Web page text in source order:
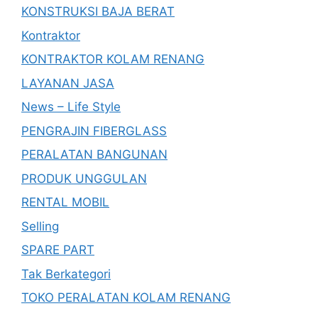
KONSTRUKSI BAJA BERAT
Kontraktor
KONTRAKTOR KOLAM RENANG
LAYANAN JASA
News – Life Style
PENGRAJIN FIBERGLASS
PERALATAN BANGUNAN
PRODUK UNGGULAN
RENTAL MOBIL
Selling
SPARE PART
Tak Berkategori
TOKO PERALATAN KOLAM RENANG